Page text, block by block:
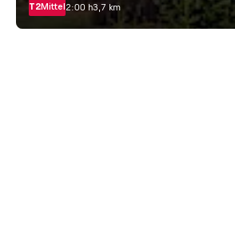
T2Mittel2:00 h3,7 km